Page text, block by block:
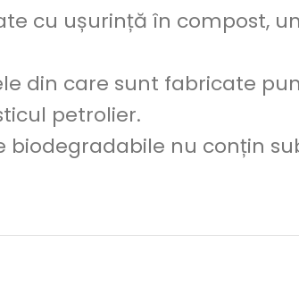
cu ușurință în compost,
din care sunt fabricate
petrolier.
biodegradabile nu conțin